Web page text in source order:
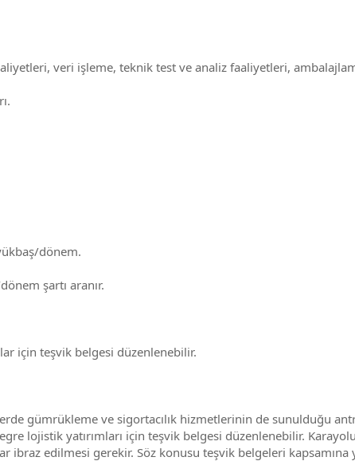
veri işleme, teknik test ve analiz faaliyetleri,
dönem.
şartı aranır.
için teşvik belgesi düzenlenebilir.
gümrükleme ve sigortacılık hizmetlerinin de sunulduğu
yatırımları için teşvik belgesi düzenlenebilir. Karayolu
ibraz edilmesi gerekir. Söz konusu teşvik belgeleri kapsamına